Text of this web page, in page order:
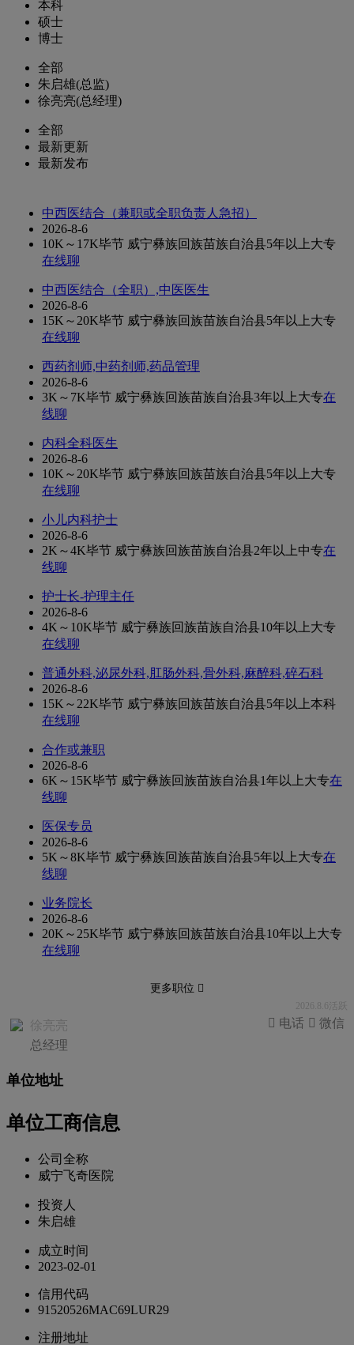
本科
硕士
博士
全部
朱启雄(总监)
徐亮亮(总经理)
全部
最新更新
最新发布
中西医结合（兼职或全职负责人急招）
2026-8-6
10K～17K毕节 威宁彝族回族苗族自治县5年以上大专
在线聊
中西医结合（全职）,中医医生
2026-8-6
15K～20K毕节 威宁彝族回族苗族自治县5年以上大专
在线聊
西药剂师,中药剂师,药品管理
2026-8-6
3K～7K毕节 威宁彝族回族苗族自治县3年以上大专在
线聊
内科全科医生
2026-8-6
10K～20K毕节 威宁彝族回族苗族自治县5年以上大专
在线聊
小儿内科护士
2026-8-6
2K～4K毕节 威宁彝族回族苗族自治县2年以上中专在
线聊
护士长-护理主任
2026-8-6
4K～10K毕节 威宁彝族回族苗族自治县10年以上大专
在线聊
普通外科,泌尿外科,肛肠外科,骨外科,麻醉科,碎石科
2026-8-6
15K～22K毕节 威宁彝族回族苗族自治县5年以上本科
在线聊
合作或兼职
2026-8-6
6K～15K毕节 威宁彝族回族苗族自治县1年以上大专在
线聊
医保专员
2026-8-6
5K～8K毕节 威宁彝族回族苗族自治县5年以上大专在
线聊
业务院长
2026-8-6
20K～25K毕节 威宁彝族回族苗族自治县10年以上大专
在线聊
更多职位 
2026.8.6活跃
徐亮亮
总经理
 微信
 电话
单位地址
单位工商信息
公司全称
威宁飞奇医院
投资人
朱启雄
成立时间
2023-02-01
信用代码
91520526MAC69LUR29
注册地址